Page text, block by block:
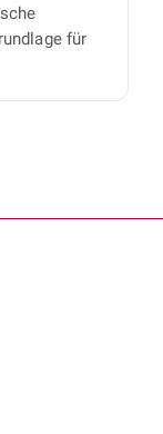
für